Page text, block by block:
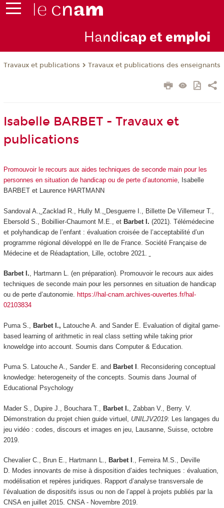
Handicap et emploi
Travaux et publications Travaux et publications des enseignants
Isabelle BARBET - Travaux et
publications
Promouvoir le recours aux aides techniques de seconde main pour les
personnes en situation de handicap ou de perte d’autonomie, Isabelle
BARBET et Laurence HARTMANN
Sandoval A., Zacklad R., Hully M.,
Desguerre I., Billette De Villemeur T.,
Ebersold S., Bobillier-Chaumont M.E., et Barbet I. (2021). Télémédecine
et polyhandicap de l’enfant : évaluation croisée de l’acceptabilité d’un
programme régional développé en Ile de France. Société Française de
Médecine et de Réadaptation, Lille, octobre 2021.
Barbet I., Hartmann L. (en préparation). Promouvoir le recours aux aides
techniques de seconde main pour les personnes en situation de handicap
ou de perte d’autonomie. https://hal-cnam.archives-ouvertes.fr/hal-
02103834
Puma S., Barbet I., Latouche A. and Sander E. Evaluation of digital game-
based learning of arithmetic in real class setting while taking prior
knoweldge into account. Soumis dans Computer & Education.
Puma S. Latouche A., Sander E. and Barbet I . Reconsidering conceptual
knowledge: heterogeneity of the concepts. Soumis dans Journal of
Educational Psychology
Mader S., Dupire J., Bouchara T., Barbet I. , Zabban V., Berry. V.
Démonstration du projet chien guide virtuel, UNILJV2019: Les langages du
jeu vidéo : codes, discours et images en jeu, Lausanne, Suisse, octobre
2019.
Chevalier C., Brun E., Hartmann L., Barbet I ., Ferreira M.S., Deville
D. Modes innovants de mise à disposition d’aides techniques : évaluation,
modélisation et repères juridiques. Rapport d’analyse transversale de
l’évaluation de dispositifs issus ou non de l’appel à projets publiés par la
CNSA en juillet 2015. CNSA - Novembre 2019.